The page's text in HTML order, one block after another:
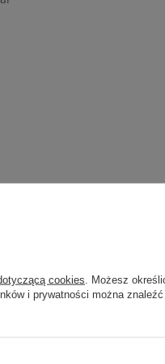
cookies . Możesz
i prywatności można